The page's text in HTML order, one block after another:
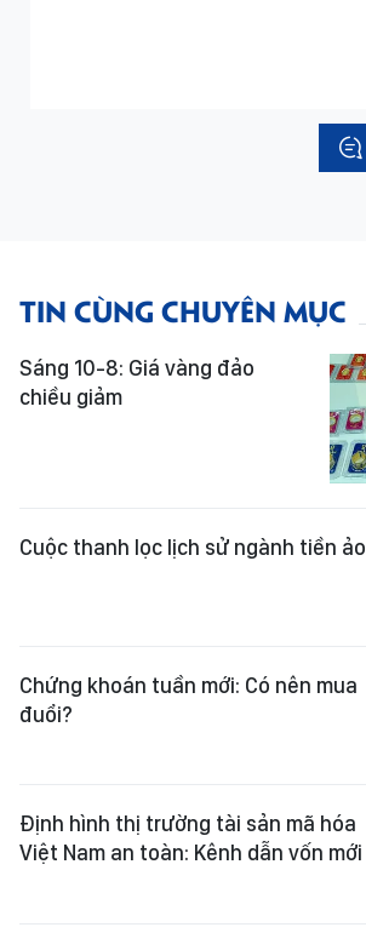
TIN CÙNG CHUYÊN MỤC
Sáng 10-8: Giá vàng đảo
chiều giảm
Cuộc thanh lọc lịch sử ngành tiền ảo
Chứng khoán tuần mới: Có nên mua
đuổi?
Định hình thị trường tài sản mã hóa
Việt Nam an toàn: Kênh dẫn vốn mới